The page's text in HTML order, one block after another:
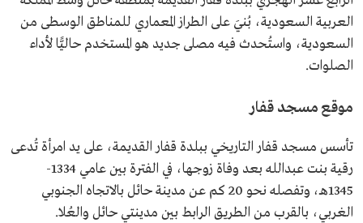
العربية السعودية، بُنيَ على الطراز المعماري للمناطق الوسطى من
السعودية، واستُحدث فيه مصلى جديد هو المستخدم حاليًّا لأداء
الصلوات.
موقع مسجد قفار
تأسس مسجد قفار التاريخي ببلدة قفار القديمة، على يد امرأة تُدعى
رقية بنت عبدالله بعد وفاة زوجها، في الفترة بين عامي 1334-
1345هـ، وتفصله نحو 20 كم عن مدينة حائل بالاتجاه الجنوبي
الغربي، بالقرب من الطريق الرابط بين مدينتي حائل والعُلا.